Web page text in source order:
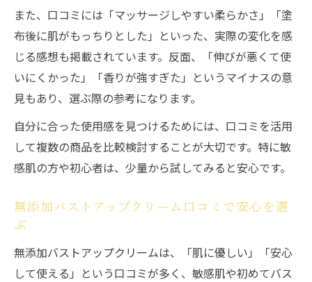
また、口コミには「マッサージしやすい柔らかさ」「塗
布後に肌がもっちりとした」といった、実際の変化を感
じる感想も掲載されています。反面、「伸びが悪くて使
いにくかった」「香りが強すぎた」というマイナスの意
見もあり、選ぶ際の参考になります。
自分に合った使用感を見つけるためには、口コミを活用
して複数の商品を比較検討することが大切です。特に敏
感肌の方や初心者は、少量から試してみると安心です。
無添加バストアップクリーム口コミで安心を選
ぶ
無添加バストアップクリームは、「肌に優しい」「安心
して使える」という口コミが多く、敏感肌や初めてバス